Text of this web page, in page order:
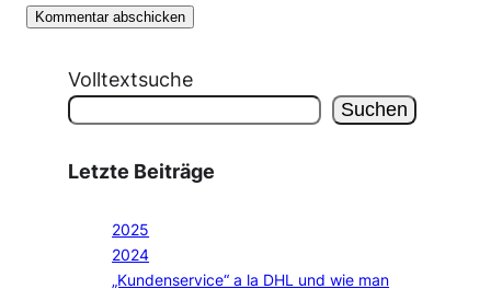
Volltextsuche
Suchen
Letzte Beiträge
2025
2024
„Kundenservice“ a la DHL und wie man